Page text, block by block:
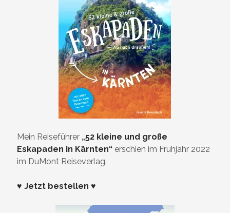
Mein Reiseführer „52 kleine und große
Eskapaden in Kärnten“ erschien im Frühjahr 2022
im DuMont Reiseverlag.
♥ Jetzt bestellen ♥